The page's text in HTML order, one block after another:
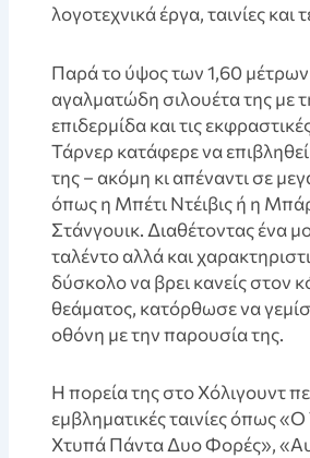
λογοτεχνικά έργα, ταινίες και
Παρά το ύψος των 1,60 μέτρων
αγαλματώδη σιλουέτα της με
επιδερμίδα και τις
Τάρνερ κατάφερε να
της – ακόμη κι απέναντι σε
όπως η Μπέτι Ντέιβις ή η
Στάνγουικ. Διαθέτοντας ένα
ταλέντο αλλά και
δύσκολο να βρει κανείς στον
θεάματος, κατόρθωσε να
οθόνη με την παρουσία της.
Η πορεία της στο Χόλιγουντ
εμβληματικές ταινίες όπως
Χτυπά Πάντα Δυο Φορές»,